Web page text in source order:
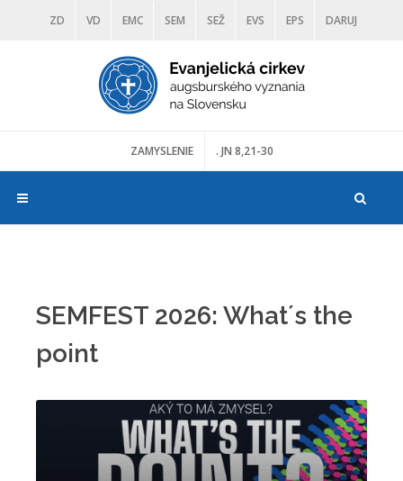
ZD VD EMC SEM SEŽ EVS EPS DARUJ
DIAKONIA ŠKOLY TRANOSCIUS
ZAMYSLENIE . JN 8,21-30
SEMFEST 2026: What´s the
point